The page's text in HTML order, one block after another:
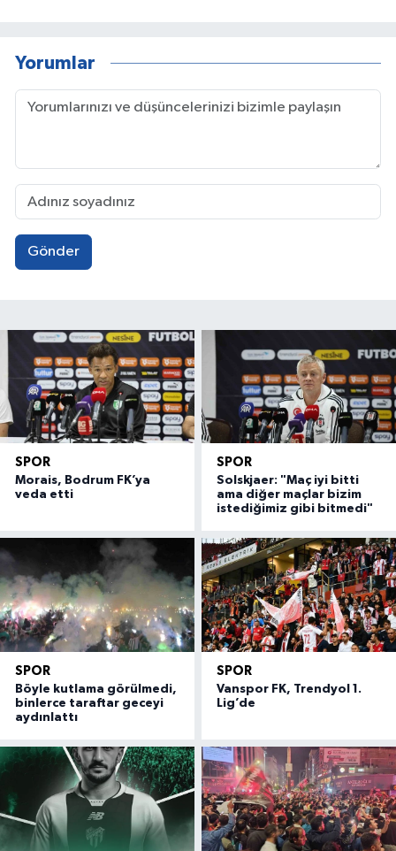
Yorumlar
Gönder
SPOR
Morais, Bodrum FK’ya
veda etti
SPOR
Solskjaer: "Maç iyi bitti
ama diğer maçlar bizim
istediğimiz gibi bitmedi"
SPOR
Böyle kutlama görülmedi,
binlerce taraftar geceyi
aydınlattı
SPOR
Vanspor FK, Trendyol 1.
Lig’de